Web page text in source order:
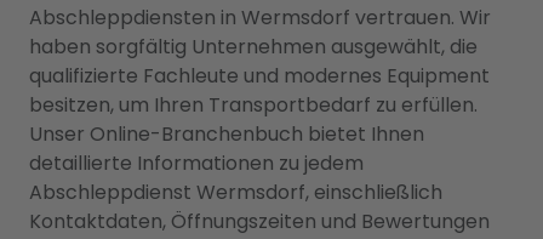
Abschleppdiensten in Wermsdorf vertrauen. Wir
haben sorgfältig Unternehmen ausgewählt, die
qualifizierte Fachleute und modernes Equipment
besitzen, um Ihren Transportbedarf zu erfüllen.
Unser Online-Branchenbuch bietet Ihnen
detaillierte Informationen zu jedem
Abschleppdienst Wermsdorf, einschließlich
Kontaktdaten, Öffnungszeiten und Bewertungen